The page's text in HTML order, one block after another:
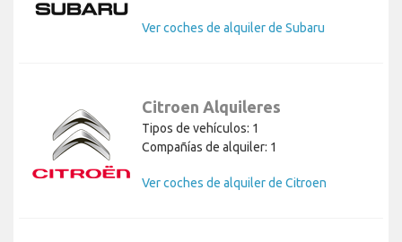
Ver coches de alquiler de Subaru
Citroen Alquileres
Tipos de vehículos: 1
Compañías de alquiler: 1
Ver coches de alquiler de Citroen